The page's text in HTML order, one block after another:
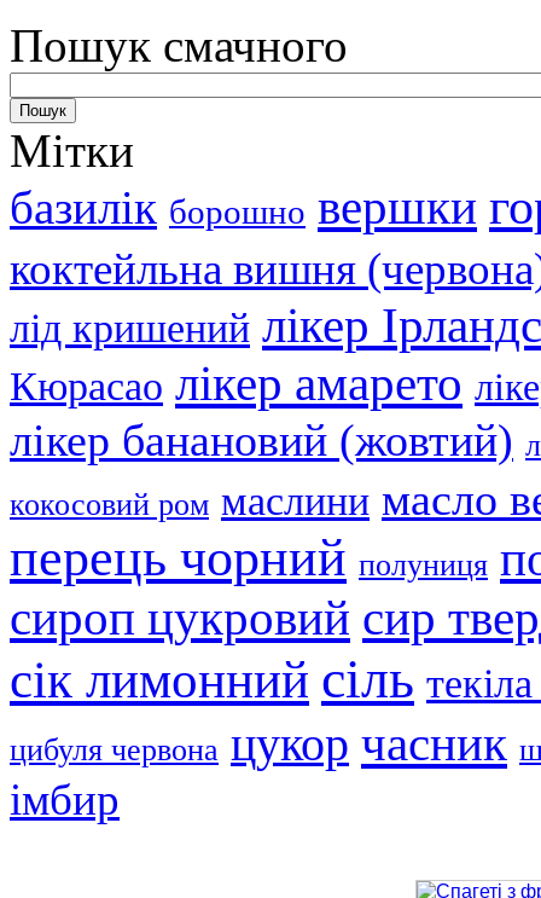
Пошук смачного
Мітки
базилік борошно вершки
коктейльна вишня
лід кришений лікер
Кюрасао лікер амарето
лікер банановий (жовтий)
кокосовий ром маслини масло
перець чорний полуниця
сироп цукровий сир
сік лимонний сіль
цибуля червона цукор часник
імбир